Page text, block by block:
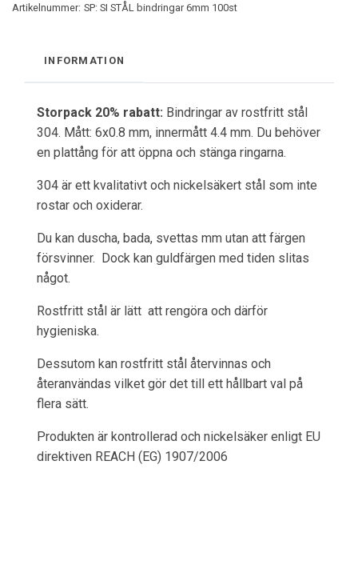
Artikelnummer: SP: SI STÅL bindringar 6mm 100st
INFORMATION
Storpack 20% rabatt: Bindringar av rostfritt stål
304. Mått: 6x0.8 mm, innermått 4.4 mm. Du behöver
en plattång för att öppna och stänga ringarna.
304 är ett kvalitativt och nickelsäkert stål som inte
rostar och oxiderar.
Du kan duscha, bada, svettas mm utan att färgen
försvinner. Dock kan guldfärgen med tiden slitas
något.
Rostfritt stål är lätt att rengöra och därför
hygieniska.
Dessutom kan rostfritt stål återvinnas och
återanvändas vilket gör det till ett hållbart val på
flera sätt.
Produkten är kontrollerad och nickelsäker enligt EU
direktiven REACH (EG) 1907/2006